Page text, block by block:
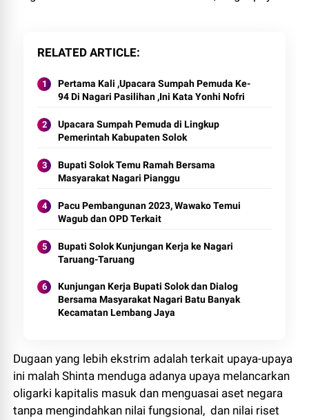
RELATED ARTICLE
Pertama Kali ,Upacara Sumpah Pemuda Ke-
94 Di Nagari Pasilihan ,Ini Kata Yonhi Nofri
Upacara Sumpah Pemuda di Lingkup
Pemerintah Kabupaten Solok
Bupati Solok Temu Ramah Bersama
Masyarakat Nagari Pianggu
Pacu Pembangunan 2023, Wawako Temui
Wagub dan OPD Terkait
Bupati Solok Kunjungan Kerja ke Nagari
Taruang-Taruang
Kunjungan Kerja Bupati Solok dan Dialog
Bersama Masyarakat Nagari Batu Banyak
Kecamatan Lembang Jaya
Dugaan yang lebih ekstrim adalah terkait upaya-upaya
ini malah Shinta menduga adanya upaya melancarkan
oligarki kapitalis masuk dan menguasai aset negara
tanpa mengindahkan nilai fungsional, dan nilai riset